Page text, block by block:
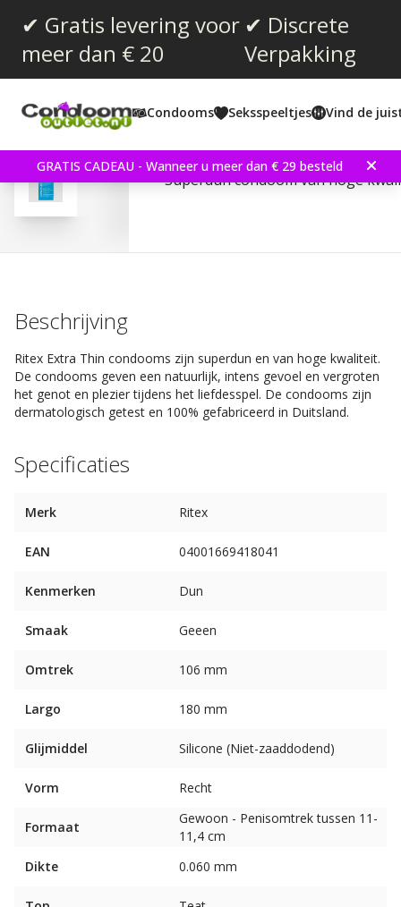
✔ Gratis levering voor
meer dan € 20
✔ Discrete
Verpakking
Condooms Seksspeeltjes Vind de
GRATIS CADEAU - Wanneer u meer dan € 29 besteld
Gemiddelde beoordeling:
4.5 aantal stemmen:
Ritex Extra Thin 8 stuks
Superdun condoom van hoge
Beschrijving
Ritex Extra Thin condooms zijn superdun en van hoge kwaliteit.
De condooms geven een natuurlijk, intens gevoel en vergroten
het genot en plezier tijdens het liefdesspel. De condooms zijn
dermatologisch getest en 100% gefabriceerd in Duitsland.
Specificaties
Merk Ritex
EAN 04001669418041
Kenmerken Dun
Smaak Geeen
Omtrek 106 mm
Largo 180 mm
Glijmiddel Silicone (Niet-zaaddodend)
Vorm Recht
Formaat
Gewoon - Penisomtrek tussen 11-
11,4 cm
Dikte
0.060 mm